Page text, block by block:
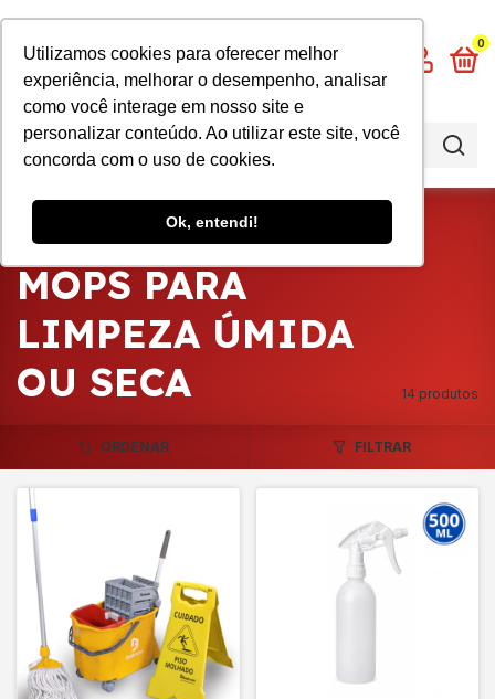
Utilizamos cookies para oferecer melhor
experiência, melhorar o desempenho, analisar
como você interage em nosso site e
personalizar conteúdo. Ao utilizar este site, você
concorda com o uso de cookies.
Ok, entendi!
0
Limpeza em Geral
para Limpeza Úmida ou Seca
MOPS PARA
LIMPEZA ÚMIDA
OU SECA
14 produtos
ORDENAR FILTRAR